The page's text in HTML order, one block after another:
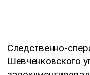
Следственно-
Шевченковского